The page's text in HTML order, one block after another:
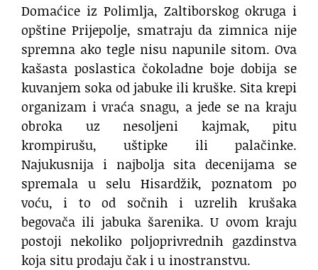
Domaćice iz Polimlja, Zaltiborskog okruga i
opštine Prijepolje, smatraju da zimnica nije
spremna ako tegle nisu napunile sitom. Ova
kašasta poslastica čokoladne boje dobija se
kuvanjem soka od jabuke ili kruške. Sita krepi
organizam i vraća snagu, a jede se na kraju
obroka uz nesoljeni kajmak, pitu
krompirušu, uštipke ili palačinke.
Najukusnija i najbolja sita decenijama se
spremala u selu Hisardžik, poznatom po
voću, i to od sočnih i uzrelih krušaka
begovača ili jabuka šarenika. U ovom kraju
postoji nekoliko poljoprivrednih gazdinstva
koja situ prodaju čak i u inostranstvu.